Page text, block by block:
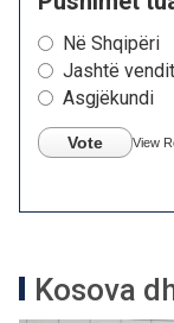
Në Shqipëri
Jashtë vendit
Asgjëkundi
Vote View
Kosova